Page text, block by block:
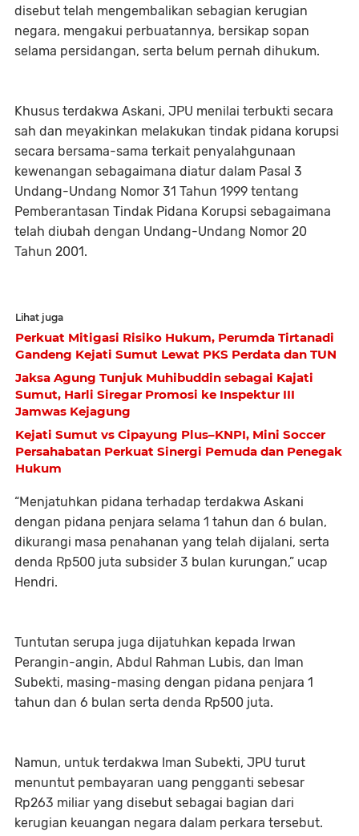
disebut telah mengembalikan sebagian kerugian
negara, mengakui perbuatannya, bersikap sopan
selama persidangan, serta belum pernah dihukum.
Khusus terdakwa Askani, JPU menilai terbukti secara
sah dan meyakinkan melakukan tindak pidana korupsi
secara bersama-sama terkait penyalahgunaan
kewenangan sebagaimana diatur dalam Pasal 3
Undang-Undang Nomor 31 Tahun 1999 tentang
Pemberantasan Tindak Pidana Korupsi sebagaimana
telah diubah dengan Undang-Undang Nomor 20
Tahun 2001.
Lihat juga
Perkuat Mitigasi Risiko Hukum, Perumda Tirtanadi
Gandeng Kejati Sumut Lewat PKS Perdata dan TUN
Jaksa Agung Tunjuk Muhibuddin sebagai Kajati
Sumut, Harli Siregar Promosi ke Inspektur III
Jamwas Kejagung
Kejati Sumut vs Cipayung Plus–KNPI, Mini Soccer
Persahabatan Perkuat Sinergi Pemuda dan Penegak
Hukum
“Menjatuhkan pidana terhadap terdakwa Askani
dengan pidana penjara selama 1 tahun dan 6 bulan,
dikurangi masa penahanan yang telah dijalani, serta
denda Rp500 juta subsider 3 bulan kurungan,” ucap
Hendri.
Tuntutan serupa juga dijatuhkan kepada Irwan
Perangin-angin, Abdul Rahman Lubis, dan Iman
Subekti, masing-masing dengan pidana penjara 1
tahun dan 6 bulan serta denda Rp500 juta.
Namun, untuk terdakwa Iman Subekti, JPU turut
menuntut pembayaran uang pengganti sebesar
Rp263 miliar yang disebut sebagai bagian dari
kerugian keuangan negara dalam perkara tersebut.